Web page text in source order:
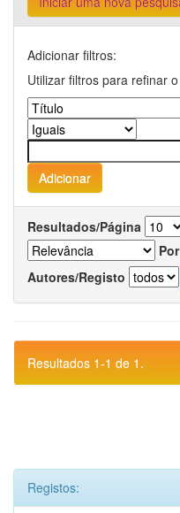
Adicionar filtros:
Utilizar filtros para refinar
Resultados/Página
Autores/Registo
Resultados 1-1 de 1.
Registos: